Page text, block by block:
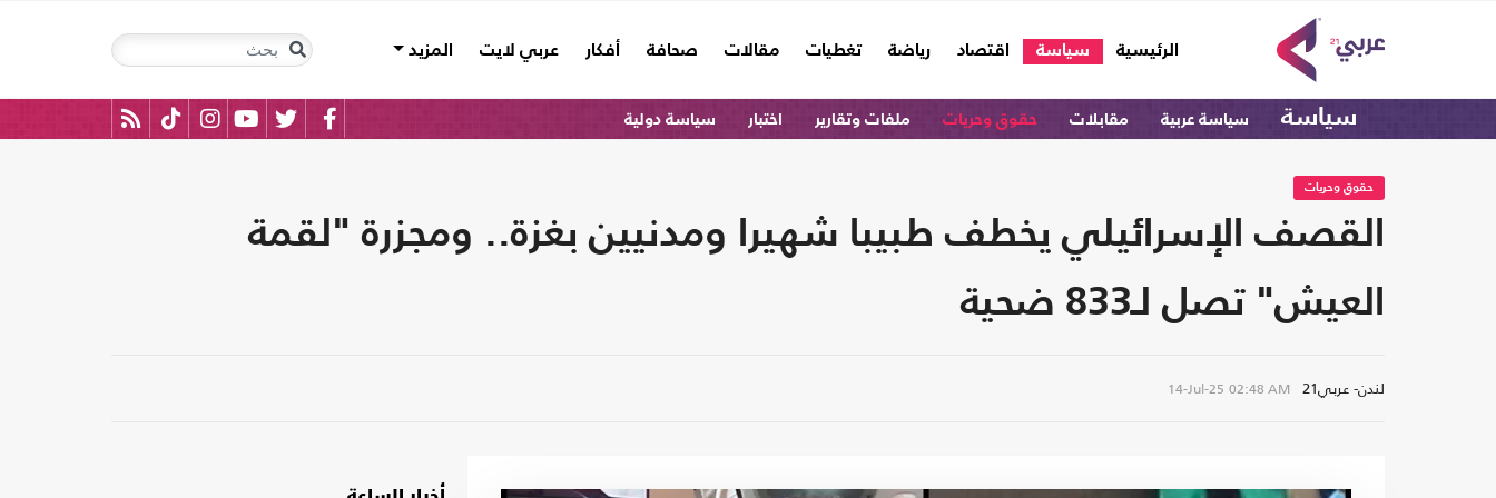
الرئيسية
(current) سياسة اقتصاد رياضة تغطيات مقالات صحافة أفكار عربي لايت المزيد
سياسة سياسة عربية مقابلات حقوق وحريات ملفات وتقارير اختبار سياسة دولية
حقوق وحريات
القصف الإسرائيلي يخطف طبيبا شهيرا ومدنيين بغزة.. ومجزرة "لقمة
العيش" تصل لـ833 ضحية
لندن- عربي21 14-Jul-25 02:48 AM